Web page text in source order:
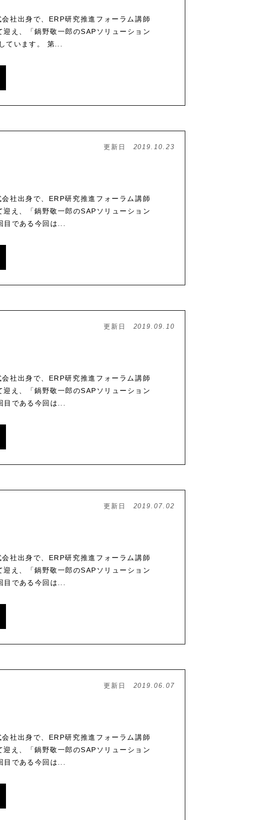
社出身で、ERP研究推進フォーラム講師
え、「鍋野敬一郎のSAPソリューション
ています。 第...
更新日 2019.10.23
社出身で、ERP研究推進フォーラム講師
え、「鍋野敬一郎のSAPソリューション
である今回は...
更新日 2019.09.10
社出身で、ERP研究推進フォーラム講師
え、「鍋野敬一郎のSAPソリューション
である今回は...
更新日 2019.07.02
社出身で、ERP研究推進フォーラム講師
え、「鍋野敬一郎のSAPソリューション
である今回は...
更新日 2019.06.07
社出身で、ERP研究推進フォーラム講師
え、「鍋野敬一郎のSAPソリューション
である今回は...